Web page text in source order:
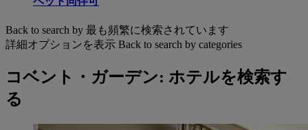
Back to search by 最も頻繁に検索されています
詳細オプションを表示 Back to search by categories
コベント・ガーデン: ホテルを検索す
る